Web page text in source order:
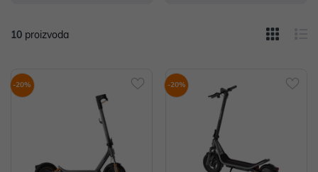
10 proizvoda
-20% -20%